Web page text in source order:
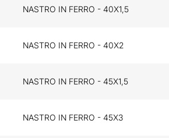
NASTRO IN FERRO - 40X1,5
NASTRO IN FERRO - 40X2
NASTRO IN FERRO - 45X1,5
NASTRO IN FERRO - 45X3